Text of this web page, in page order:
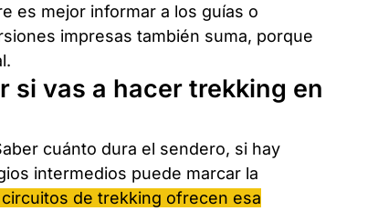
es mejor informar a los guías o
impresas también suma, porque
si vas a hacer trekking en
cuánto dura el sendero, si hay
intermedios puede marcar la
de trekking ofrecen esa